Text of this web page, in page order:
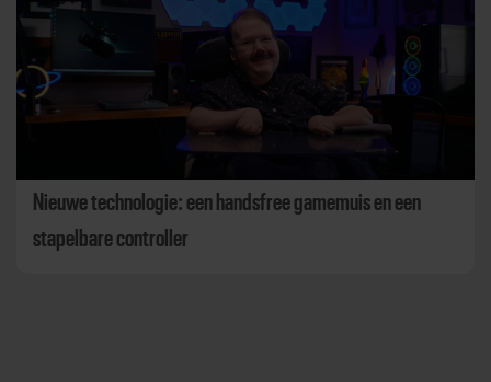
Nieuwe technologie: een handsfree gamemuis en een
stapelbare controller